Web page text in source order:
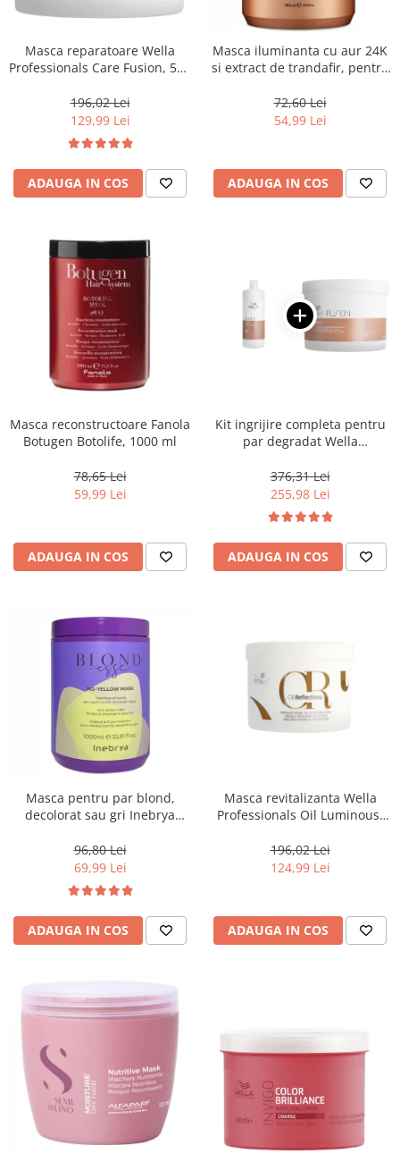
Masca reparatoare Wella
Professionals Care Fusion, 500
196,02 Lei
129,99 Lei
ADAUGA IN COS
Masca iluminanta cu aur 24K
si extract de trandafir, pentru
Oro Therapy, 1000 ml
72,60 Lei
54,99 Lei
ADAUGA IN COS
Masca reconstructoare Fanola
Botugen Botolife, 1000 ml
78,65 Lei
59,99 Lei
ADAUGA IN COS
Kit ingrijire completa pentru
par degradat Wella
Salon Size
376,31 Lei
255,98 Lei
ADAUGA IN COS
Masca pentru par blond,
decolorat sau gri Inebrya
96,80 Lei
69,99 Lei
ADAUGA IN COS
Masca revitalizanta Wella
Professionals Oil Luminous,
196,02 Lei
124,99 Lei
ADAUGA IN COS